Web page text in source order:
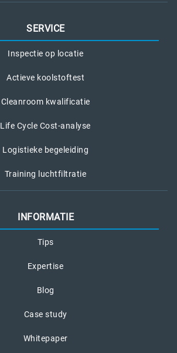
SERVICE
Inspectie op locatie
Actieve koolstoftest
Cleanroom kwalificatie
Life Cycle Cost-analyse
Logistieke begeleiding
Training luchtfiltratie
INFORMATIE
Tips
Expertise
Blog
Case study
Whitepaper